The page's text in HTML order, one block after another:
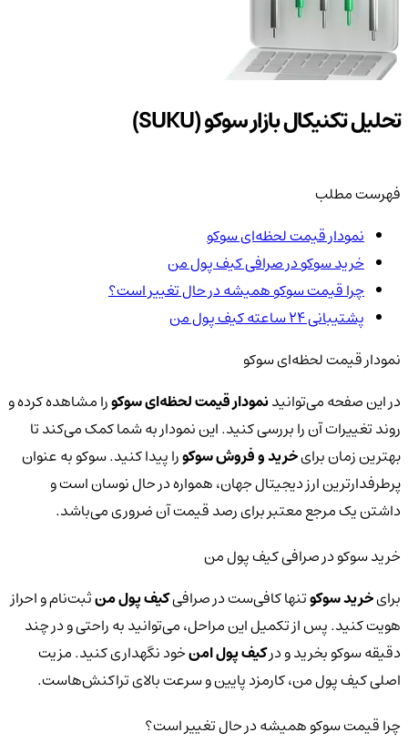
تحلیل تکنیکال بازار سوکو (SUKU)
فهرست مطلب
نمودار قیمت لحظه‌ای سوکو
خرید سوکو در صرافی کیف پول من
چرا قیمت سوکو همیشه در حال تغییر است؟
پشتیبانی ۲۴ ساعته کیف پول من
نمودار قیمت لحظه‌ای سوکو
در این صفحه می‌توانیدنمودار قیمت لحظه‌ای سوکورا مشاهده کرده و
روند تغییرات آن را بررسی کنید. این نمودار به شما کمک می‌کند تا
بهترین زمان برایخرید و فروش سوکورا پیدا کنید. سوکو به عنوان
پرطرفدارترین ارز دیجیتال جهان، همواره در حال نوسان است و
داشتن یک مرجع معتبر برای رصد قیمت آن ضروری می‌باشد.
خرید سوکو در صرافی کیف پول من
برایخرید سوکوتنها کافی‌ست در صرافیکیف پول منثبت‌نام و احراز
هویت کنید. پس از تکمیل این مراحل، می‌توانید به راحتی و در چند
دقیقه سوکو بخرید و درکیف پول امنخود نگهداری کنید. مزیت
اصلی کیف پول من، کارمزد پایین و سرعت بالای تراکنش‌هاست.
چرا قیمت سوکو همیشه در حال تغییر است؟